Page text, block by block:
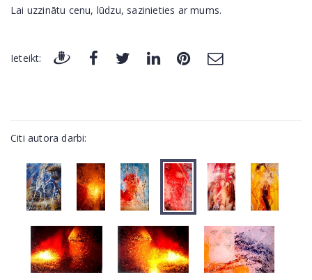
Lai uzzinātu cenu, lūdzu, sazinieties ar mums.
Ieteikt:
Citi autora darbi: